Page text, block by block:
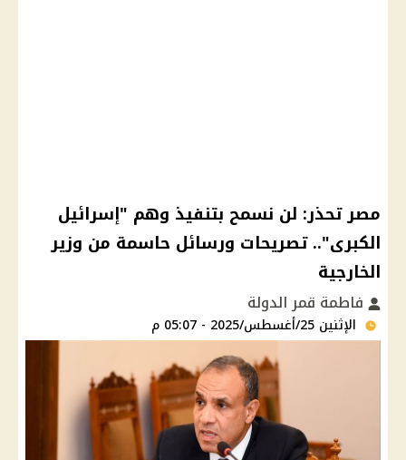
مصر تحذر: لن نسمح بتنفيذ وهم "إسرائيل
الكبرى".. تصريحات ورسائل حاسمة من وزير
الخارجية
فاطمة قمر الدولة
الإثنين 25/أغسطس/2025 - 05:07 م